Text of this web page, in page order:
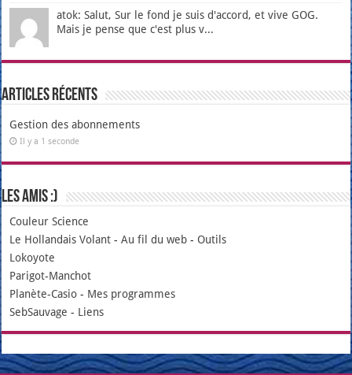
atok: Salut, Sur le fond je suis d'accord, et vive GOG.
Mais je pense que c'est plus v...
Articles récents
Gestion des abonnements
Il y a 1 seconde
Les amis :)
Couleur Science
Le Hollandais Volant -Au fil du web - Outils
Lokoyote
Parigot-Manchot
Planète-Casio - Mes programmes
SebSauvage - Liens